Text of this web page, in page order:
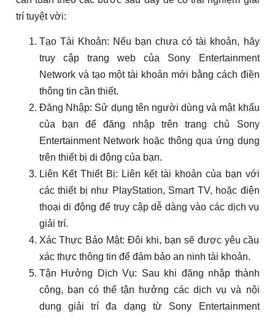
trí tuyệt vời:
Tạo Tài Khoản: Nếu bạn chưa có tài khoản, hãy
truy cập trang web của Sony Entertainment
Network và tạo một tài khoản mới bằng cách điền
thông tin cần thiết.
Đăng Nhập: Sử dụng tên người dùng và mật khẩu
của bạn để đăng nhập trên trang chủ Sony
Entertainment Network hoặc thông qua ứng dụng
trên thiết bị di động của bạn.
Liên Kết Thiết Bị: Liên kết tài khoản của bạn với
các thiết bị như PlayStation, Smart TV, hoặc điện
thoại di động để truy cập dễ dàng vào các dịch vụ
giải trí.
Xác Thực Bảo Mật: Đôi khi, bạn sẽ được yêu cầu
xác thực thông tin để đảm bảo an ninh tài khoản.
Tận Hưởng Dịch Vụ: Sau khi đăng nhập thành
công, bạn có thể tận hưởng các dịch vụ và nội
dung giải trí đa dạng từ Sony Entertainment